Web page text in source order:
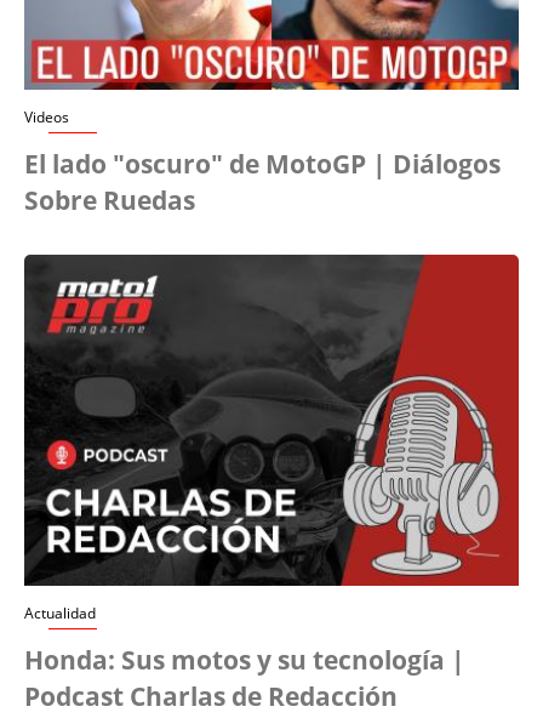
Videos
El lado "oscuro" de MotoGP | Diálogos
Sobre Ruedas
Actualidad
Honda: Sus motos y su tecnología |
Podcast Charlas de Redacción